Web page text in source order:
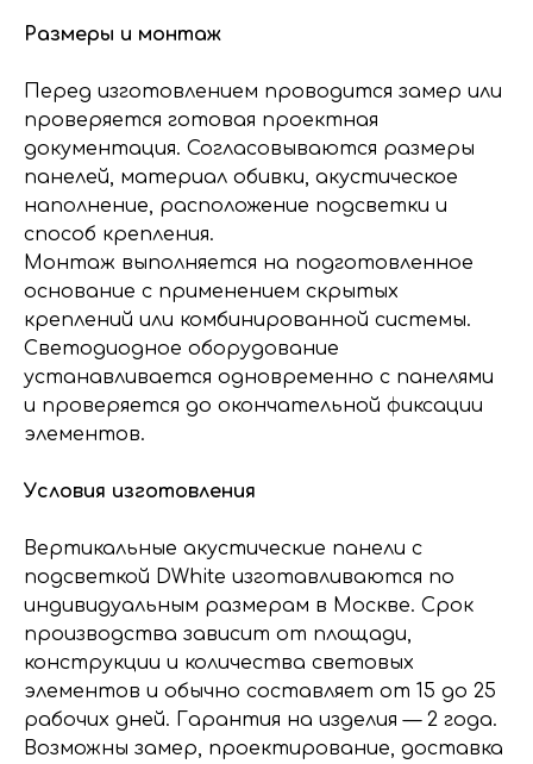
Размеры и монтаж
Перед изготовлением проводится замер или
проверяется готовая проектная
документация. Согласовываются размеры
панелей, материал обивки, акустическое
наполнение, расположение подсветки и
способ крепления.
Монтаж выполняется на подготовленное
основание с применением скрытых
креплений или комбинированной системы.
Светодиодное оборудование
устанавливается одновременно с панелями
и проверяется до окончательной фиксации
элементов.
Условия изготовления
Вертикальные акустические панели с
подсветкой DWhite изготавливаются по
индивидуальным размерам в Москве. Срок
производства зависит от площади,
конструкции и количества световых
элементов и обычно составляет от 15 до 25
рабочих дней. Гарантия на изделия — 2 года.
Возможны замер, проектирование, доставка